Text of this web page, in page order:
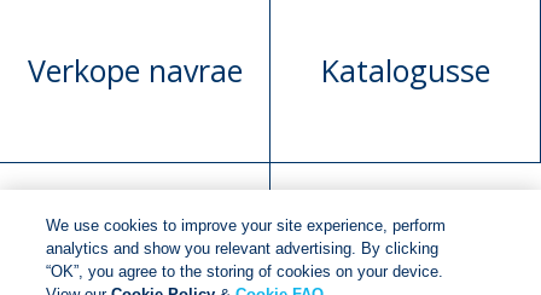
Verkope navrae Katalogusse
Manuskrip
voorlegging
Versoek boekregte
We use cookies to improve your site experience, perform
analytics and show you relevant advertising. By clicking
“OK”, you agree to the storing of cookies on your device.